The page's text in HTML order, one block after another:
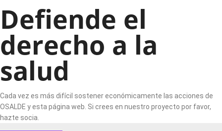
Defiende el
derecho a la
salud
Cada vez es más difícil sostener económicamente las acciones de
OSALDE y esta página web. Si crees en nuestro proyecto por favor,
hazte socia.